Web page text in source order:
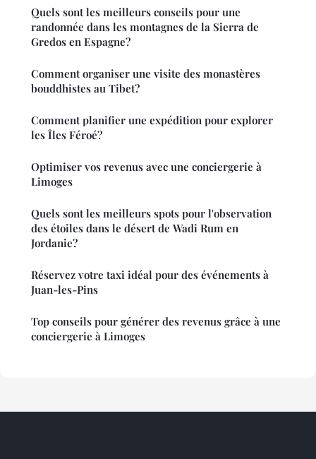
Quels sont les meilleurs conseils pour une
randonnée dans les montagnes de la Sierra de
Gredos en Espagne?
Comment organiser une visite des monastères
bouddhistes au Tibet?
Comment planifier une expédition pour explorer
les Îles Féroé?
Optimiser vos revenus avec une conciergerie à
Limoges
Quels sont les meilleurs spots pour l'observation
des étoiles dans le désert de Wadi Rum en
Jordanie?
Réservez votre taxi idéal pour des événements à
Juan-les-Pins
Top conseils pour générer des revenus grâce à une
conciergerie à Limoges